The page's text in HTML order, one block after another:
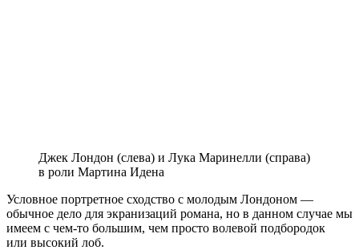
Джек Лондон (слева) и Лука Маринелли (справа)
в роли Мартина Идена
Условное портретное сходство с молодым Лондоном —
обычное дело для экранизаций романа, но в данном случае мы
имеем с чем-то большим, чем просто волевой подбородок
или высокий лоб.